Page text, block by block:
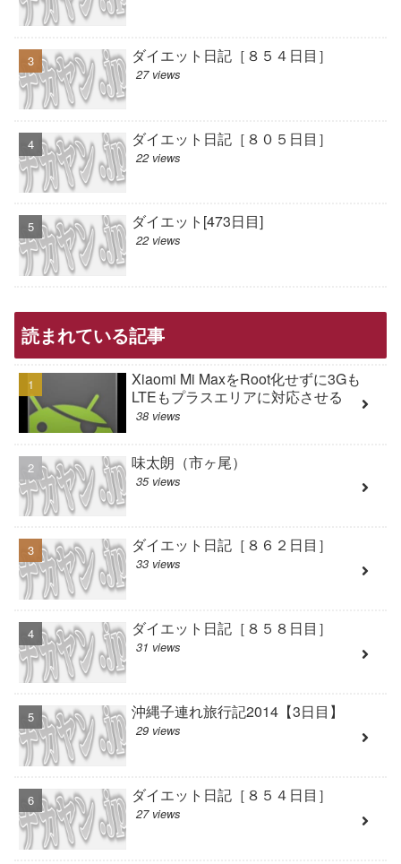
ダイエット日記［８５４日目］
27 views
ダイエット日記［８０５日目］
22 views
ダイエット[473日目]
22 views
読まれている記事
Xiaomi Mi MaxをRoot化せずに3Gも
LTEもプラスエリアに対応させる
38 views
味太朗（市ヶ尾）
35 views
ダイエット日記［８６２日目］
33 views
ダイエット日記［８５８日目］
31 views
沖縄子連れ旅行記2014【3日目】
29 views
ダイエット日記［８５４日目］
27 views